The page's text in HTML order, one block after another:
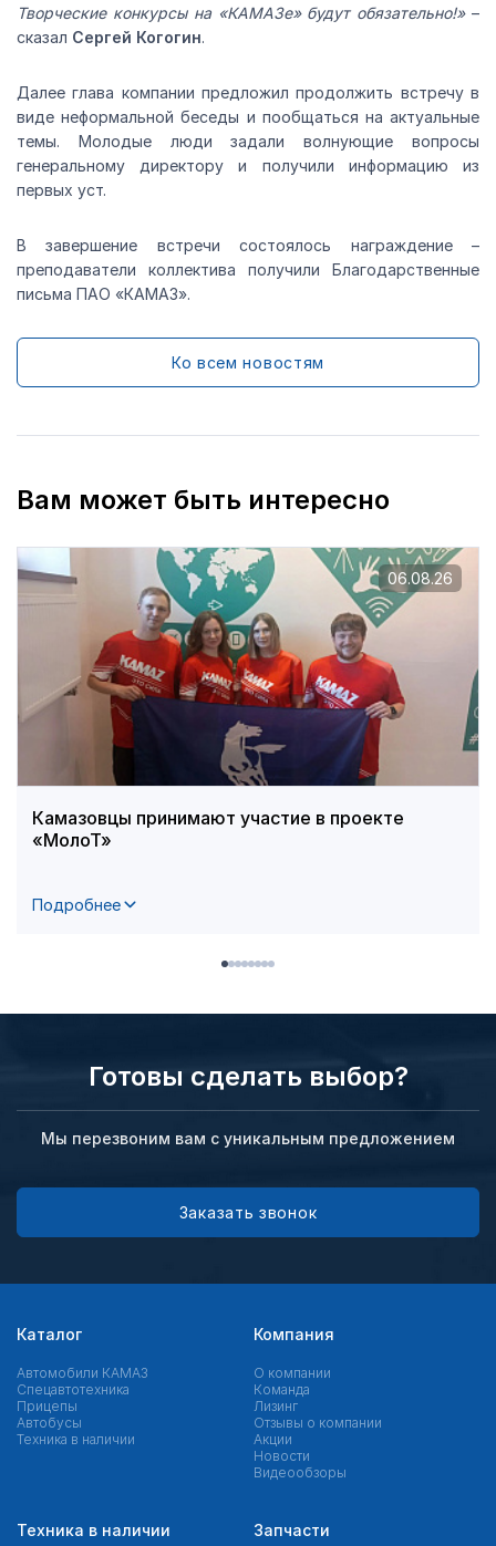
Творческие конкурсы на «КАМАЗе» будут обязательно!»–
сказал Сергей Когогин.
Далее глава компании предложил продолжить встречу в
виде неформальной беседы и пообщаться на актуальные
темы. Молодые люди задали волнующие вопросы
генеральному директору и получили информацию из
первых уст.
В завершение встречи состоялось награждение –
преподаватели коллектива получили Благодарственные
письма ПАО «КАМАЗ».
Ко всем новостям
Вам может быть интересно
Камазовцы принимают участие в проекте
«МолоТ»
Подробнее
06.08.26
Готовы сделать выбор?
Мы перезвоним вам с уникальным предложением
Заказать звонок
Каталог
Автомобили КАМАЗ
Спецавтотехника
Прицепы
Автобусы
Техника в наличии
Компания
О компании
Команда
Лизинг
Отзывы о компании
Акции
Новости
Видеообзоры
Техника в наличии
Запчасти